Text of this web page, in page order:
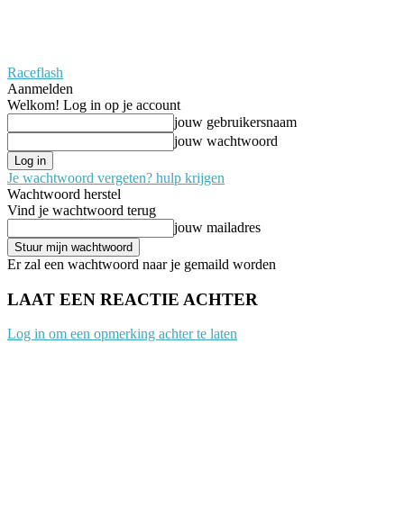
Raceflash
Aanmelden
Welkom! Log in op je account
jouw gebruikersnaam
jouw wachtwoord
Je wachtwoord vergeten? hulp krijgen
Wachtwoord herstel
Vind je wachtwoord terug
jouw mailadres
Er zal een wachtwoord naar je gemaild worden
LAAT EEN REACTIE ACHTER
Log in om een opmerking achter te laten